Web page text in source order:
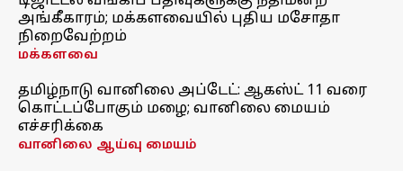
அங்கீகாரம்; மக்களவையில் புதிய மசோதா
நிறைவேற்றம்
மக்களவை
தமிழ்நாடு வானிலை அப்டேட்: ஆகஸ்ட் 11 வரை
கொட்டப்போகும் மழை; வானிலை மையம்
எச்சரிக்கை
வானிலை ஆய்வு மையம்